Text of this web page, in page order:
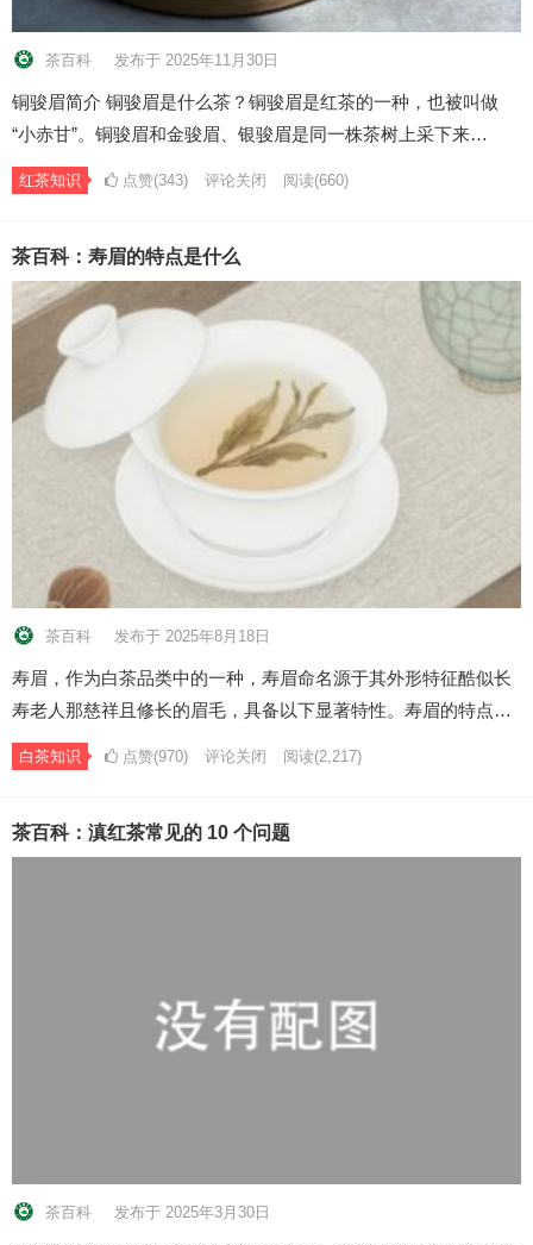
茶百科 发布于 2025年11月30日
铜骏眉简介 铜骏眉是什么茶？铜骏眉是红茶的一种，也被叫做
“小赤甘”。铜骏眉和金骏眉、银骏眉是同一株茶树上采下来…
红茶知识 点赞(343) 评论关闭 阅读(660)
茶百科：寿眉的特点是什么
茶百科 发布于 2025年8月18日
寿眉，作为白茶品类中的一种，寿眉命名源于其外形特征酷似长
寿老人那慈祥且修长的眉毛，具备以下显著特性。寿眉的特点…
白茶知识 点赞(970) 评论关闭 阅读(2,217)
茶百科：滇红茶常见的 10 个问题
茶百科 发布于 2025年3月30日